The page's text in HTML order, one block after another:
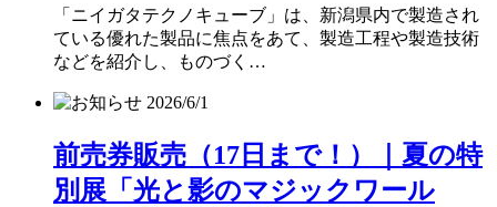
「ニイガタテクノキューブ」は、新潟県内で製造され
ている優れた製品に焦点をあて、製造工程や製造技術
などを紹介し、ものづく…
2026/6/1
前売券販売（17日まで！）｜夏の特
別展「光と影のマジックワール